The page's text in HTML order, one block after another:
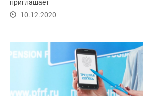
приглашает
высококвалифицированных
10.12.2020